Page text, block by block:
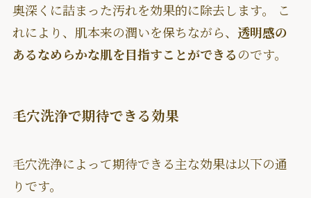
奥深くに詰まった汚れを効果的に除去します。 こ
れにより、肌本来の潤いを保ちながら、 透明感の
あるなめらかな肌を目指すことができるのです。
毛穴洗浄で期待できる効果
毛穴洗浄によって期待できる主な効果は以下の通
りです。